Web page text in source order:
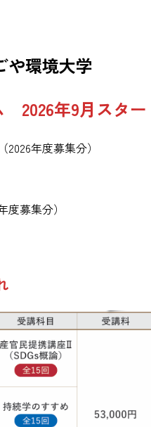
環境大学
2026年9月スター
年度募集分）
募集分）